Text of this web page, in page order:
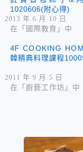
1020606(附心得)
2013 年 6 月 10 日
在「國際教育」中
4F COOKING
韓精典料理課程
2011 年 9 月 5 日
在「廚藝工作坊」中